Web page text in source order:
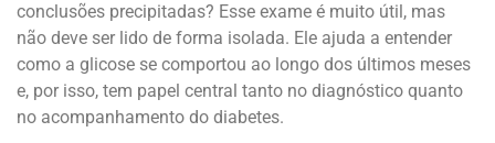
conclusões precipitadas? Esse exame é muito útil, mas
não deve ser lido de forma isolada. Ele ajuda a entender
como a glicose se comportou ao longo dos últimos meses
e, por isso, tem papel central tanto no diagnóstico quanto
no acompanhamento do diabetes.